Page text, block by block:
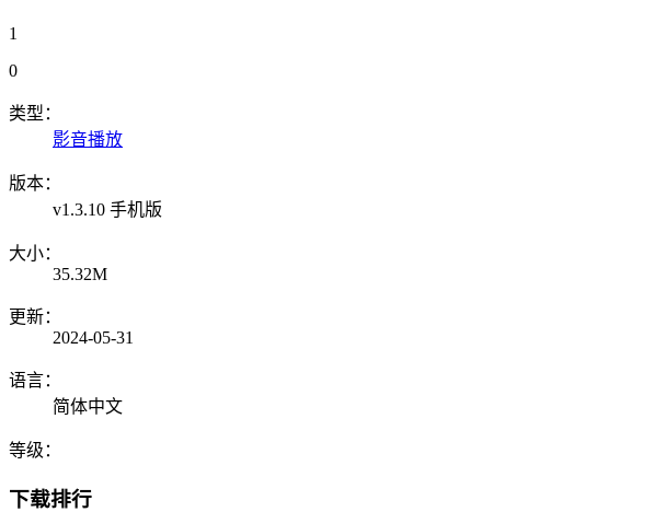
1
0
类型：
影音播放
版本：
v1.3.10 手机版
大小：
35.32M
更新：
2024-05-31
语言：
简体中文
等级：
下载排行